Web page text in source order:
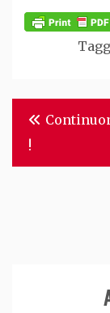
Navigation
l’article
!